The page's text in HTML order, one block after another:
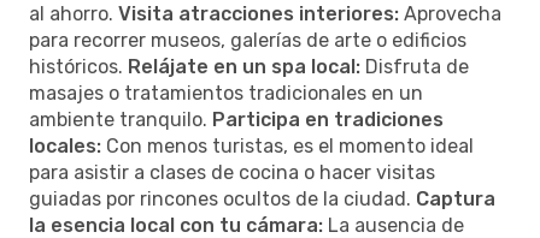
al ahorro. Visita atracciones interiores: Aprovecha
para recorrer museos, galerías de arte o edificios
históricos. Relájate en un spa local: Disfruta de
masajes o tratamientos tradicionales en un
ambiente tranquilo. Participa en tradiciones
locales: Con menos turistas, es el momento ideal
para asistir a clases de cocina o hacer visitas
guiadas por rincones ocultos de la ciudad. Captura
la esencia local con tu cámara: La ausencia de